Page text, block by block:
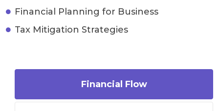
Financial Planning for Business
Tax Mitigation Strategies
Financial Flow